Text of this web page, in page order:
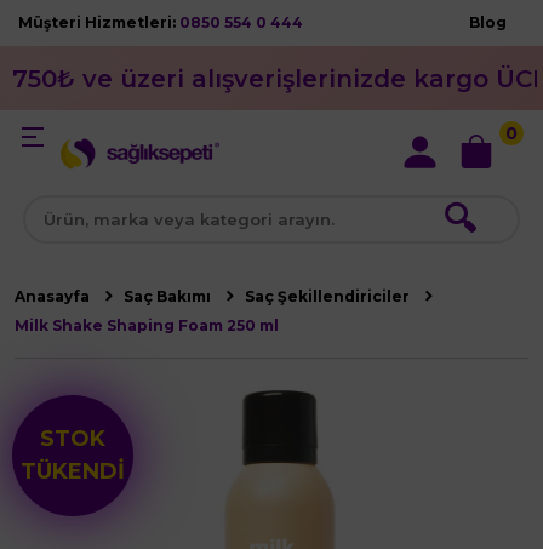
Müşteri Hizmetleri: 0850 554 0 444 Blog
750₺ ve üzeri alışverişlerinizde kargo
🔍
0
Anasayfa Saç Bakımı
Saç Şekillendiriciler
Milk Shake Shaping Foam 250 ml
STOK
TÜKENDİ